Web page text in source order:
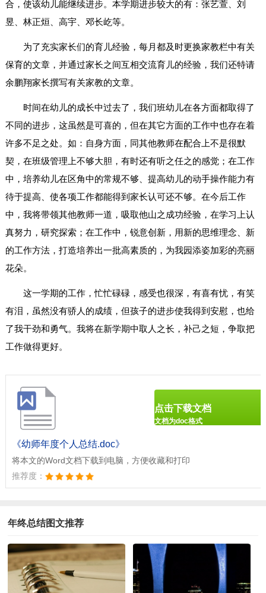
合，使该幼儿能继续进步。本学期进步较大的有：张艺萱、刘
昱、林正烜、高宇、邓长屹等。
为了充实家长们的育儿经验，每月都及时更换家教栏中有关
保育的文章，并通过家长之间互相交流育儿的经验，我们还特请
余鹏翔家长撰写有关家教的文章。
时间在幼儿的成长中过去了，我们班幼儿在各方面都取得了
不同的进步，这虽然是可喜的，但在其它方面的工作中也存在着
许多不足之处。如：自身方面，同其他教师在配合上不是很默
契，在班级管理上不够大胆，有时还有听之任之的感觉；在工作
中，培养幼儿在区角中的常规不够、提高幼儿的动手操作能力有
待于提高、使各项工作都能得到家长认可还不够。在今后工作
中，我将带领其他教师一道，吸取他山之成功经验，在学习上认
真努力，研究探索；在工作中，锐意创新，用新的思维理念、新
的工作方法，打造培养出一批高素质的，为我园添姿加彩的亮丽
花朵。
这一学期的工作，忙忙碌碌，感受也很深，有喜有忧，有笑
有泪，虽然没有骄人的成绩，但孩子的进步使我得到安慰，也给
了我干劲和勇气。我将在新学期中取人之长，补己之短，争取把
工作做得更好。
《幼师年度个人总结.doc》
将本文的Word文档下载到电脑，方便收藏和打印
推荐度：
点击下载文档
文档为doc格式
年终总结图文推荐